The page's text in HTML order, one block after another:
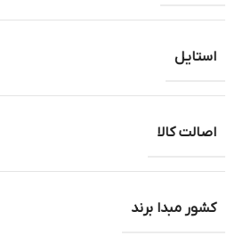
استایل
اصالت کالا
کشور مبدا برند